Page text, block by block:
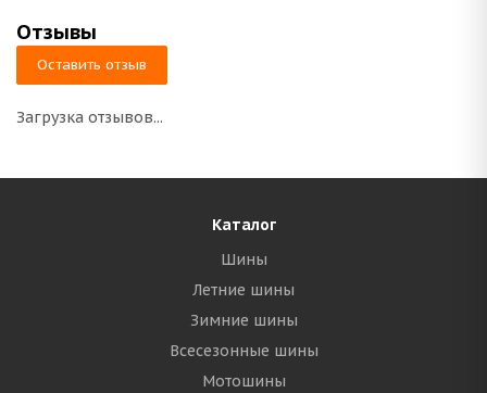
Отзывы
Оставить отзыв
Загрузка отзывов...
Каталог
Шины
Летние шины
Зимние шины
Всесезонные шины
Мотошины